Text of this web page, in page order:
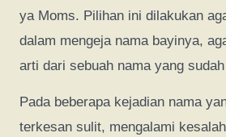
ya Moms. Pilihan ini dilakukan
dalam mengeja nama bayinya,
arti dari sebuah nama yang
Pada beberapa kejadian nama
terkesan sulit, mengalami